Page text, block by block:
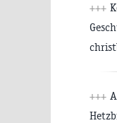
+++
+++